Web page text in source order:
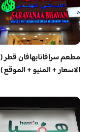
مطعم سرافانابهافان قطر (
الاسعار + المنيو + الموقع )